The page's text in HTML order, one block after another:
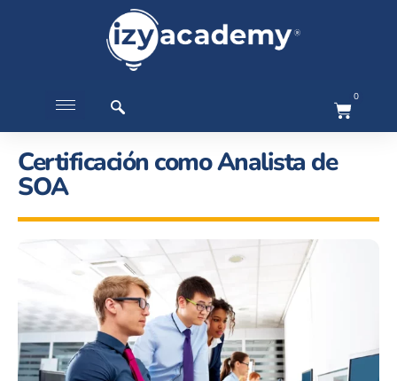
0
Certificación como Analista de
SOA